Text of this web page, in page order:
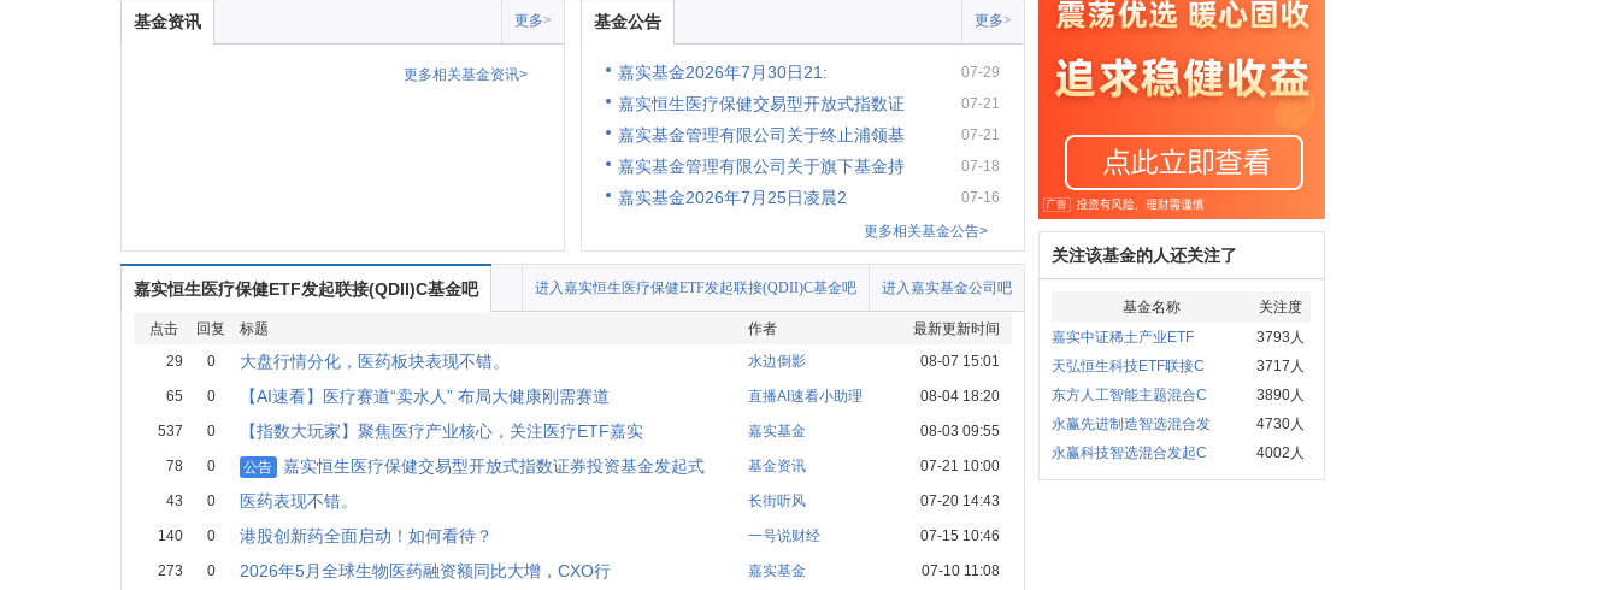
基金资讯 更多>
更多相关基金资讯>
基金公告 更多>
嘉实基金2026年7月30日21: 07-29
嘉实恒生医疗保健交易型开放式指数证 07-21
嘉实基金管理有限公司关于终止浦领基 07-21
嘉实基金管理有限公司关于旗下基金持 07-18
嘉实基金2026年7月25日凌晨2
07-16
更多相关基金公告>
嘉实恒生医疗保健ETF发起联接(QDII)C基金吧 进入嘉实基金公司吧
进入嘉实恒生医疗保健ETF发起联接(QDII)C基金吧
点击 回复 标题 作者
最新更新时间
29
0 大盘行情分化，医药板块表现不错。 水边倒影 08-07 15:01
65 0 【AI速看】医疗赛道“卖水人” 布局大健康刚需赛道 直播AI速看小助理 08-04 18:20
537 0 【指数大玩家】聚焦医疗产业核心，关注医疗ETF嘉实 嘉实基金 08-03 09:55
78 0 公告 嘉实恒生医疗保健交易型开放式指数证券投资基金发起式 基金资讯 07-21 10:00
43 0 医药表现不错。 长街听风 07-20 14:43
140 0 港股创新药全面启动！如何看待？ 一号说财经 07-15 10:46
273 0 2026年5月全球生物医药融资额同比大增，CXO行 嘉实基金 07-10 11:08
关注该基金的人还关注了
基金名称
关注度
嘉实中证稀土产业ETF
3793人
天弘恒生科技ETF联接C
3717人
东方人工智能主题混合C
3890人
永赢先进制造智选混合发
4730人
永赢科技智选混合发起C
4002人